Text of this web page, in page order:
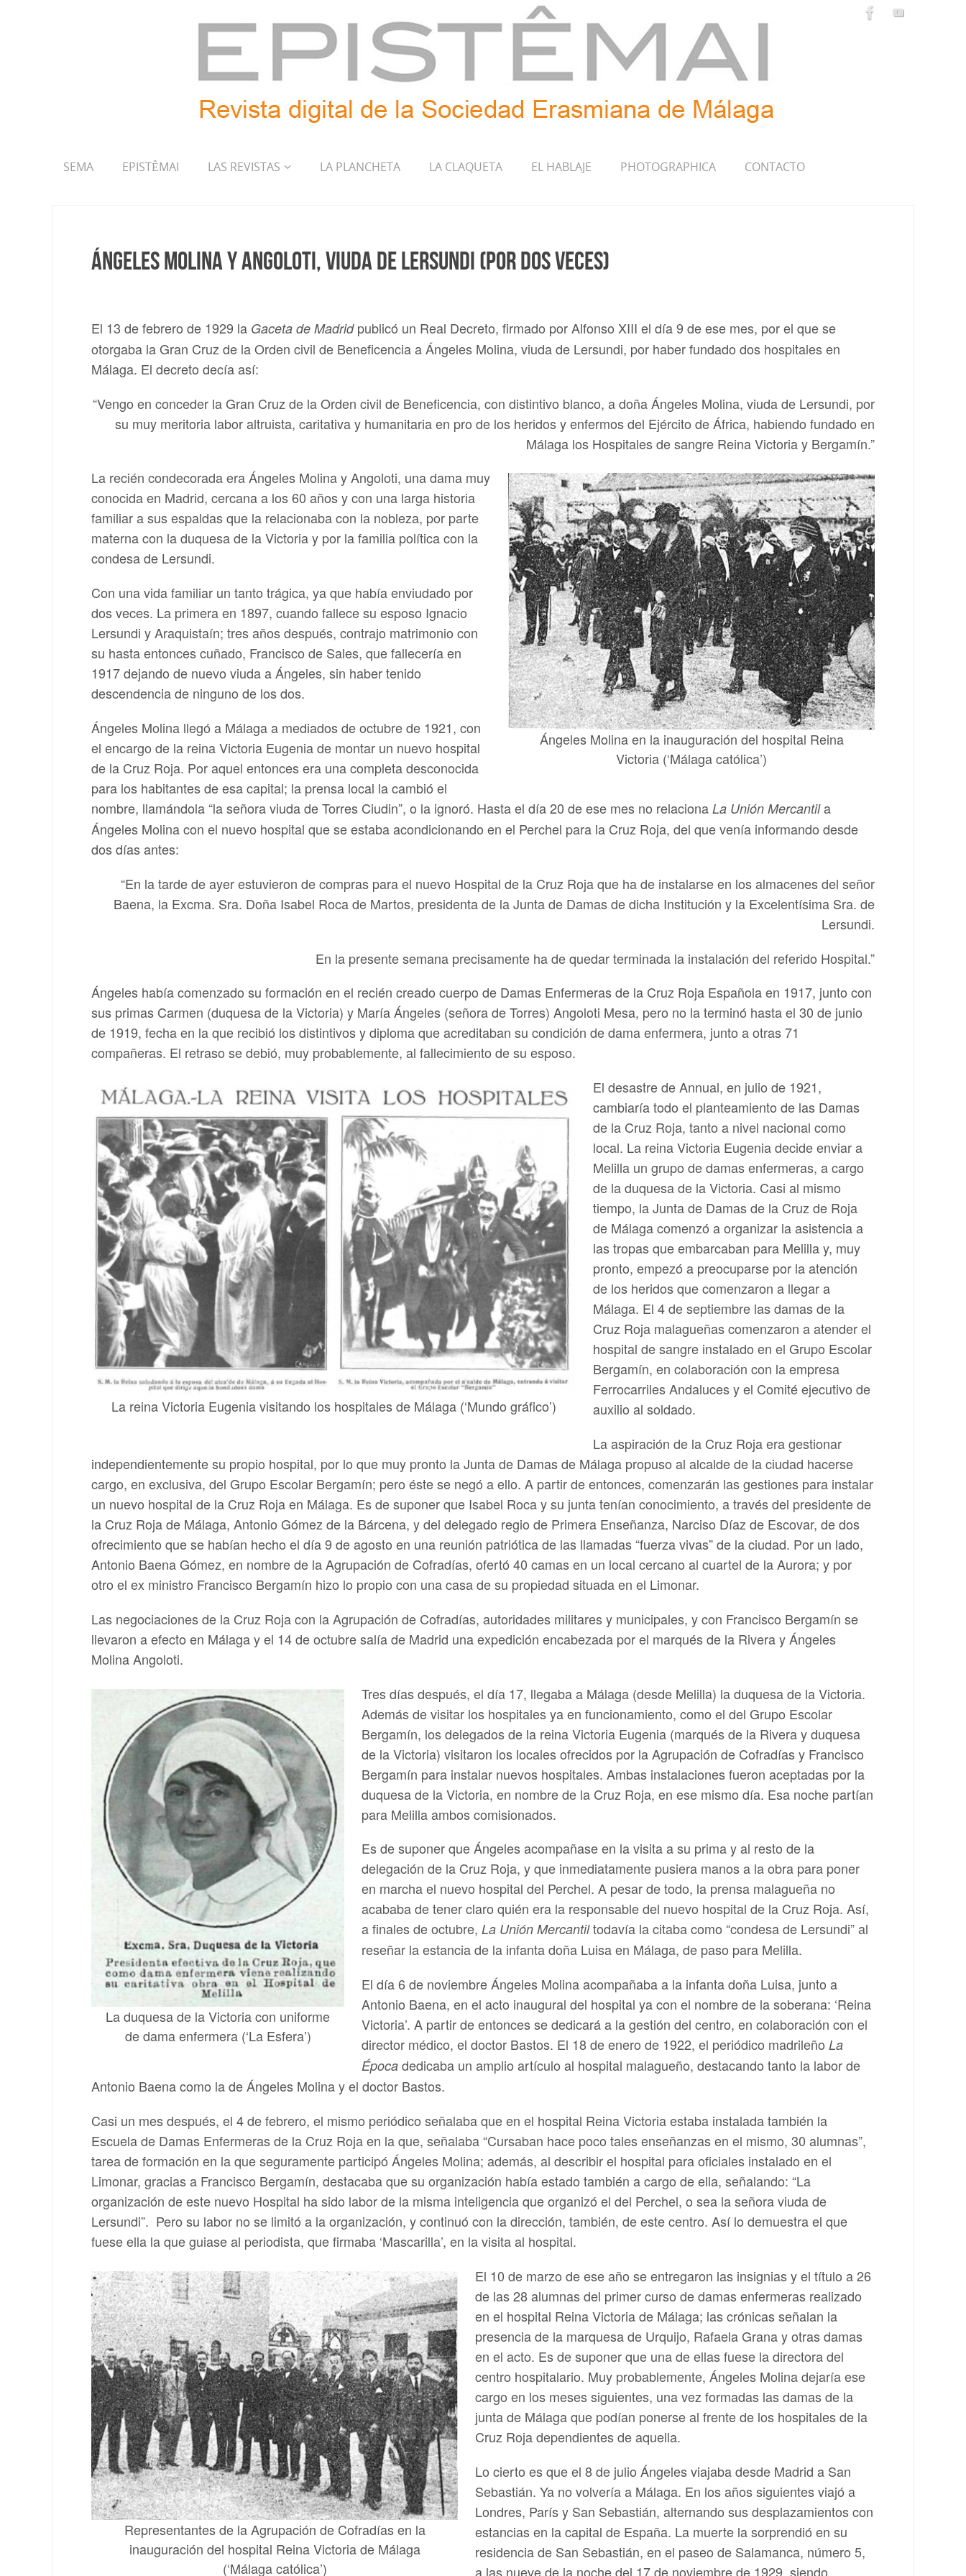
SEMA EPISTÊMAI LAS REVISTAS LA PLANCHETA LA CLAQUETA EL HABLAJE PHOTOGRAPHICA CONTACTO
Ángeles Molina y Angoloti, viuda de Lersundi (por dos veces)
El 13 de febrero de 1929 la Gaceta de Madridpublicó un Real Decreto, firmado por Alfonso XIII el día 9 de ese mes, por el que se
otorgaba la Gran Cruz de la Orden civil de Beneficencia a Ángeles Molina, viuda de Lersundi, por haber fundado dos hospitales en
Málaga. El decreto decía así:
“Vengo en conceder la Gran Cruz de la Orden civil de Beneficencia, con distintivo blanco, a doña Ángeles Molina, viuda de Lersundi, por
su muy meritoria labor altruista, caritativa y humanitaria en pro de los heridos y enfermos del Ejército de África, habiendo fundado en
Málaga los Hospitales de sangre Reina Victoria y Bergamín.”
Ángeles Molina en la inauguración del hospital Reina
Victoria (‘Málaga católica’)
La recién condecorada era Ángeles Molina y Angoloti, una dama muy
conocida en Madrid, cercana a los 60 años y con una larga historia
familiar a sus espaldas que la relacionaba con la nobleza, por parte
materna con la duquesa de la Victoria y por la familia política con la
condesa de Lersundi.
Con una vida familiar un tanto trágica, ya que había enviudado por
dos veces. La primera en 1897, cuando fallece su esposo Ignacio
Lersundi y Araquistaín; tres años después, contrajo matrimonio con
su hasta entonces cuñado, Francisco de Sales, que fallecería en
1917 dejando de nuevo viuda a Ángeles, sin haber tenido
descendencia de ninguno de los dos.
Ángeles Molina llegó a Málaga a mediados de octubre de 1921, con
el encargo de la reina Victoria Eugenia de montar un nuevo hospital
de la Cruz Roja. Por aquel entonces era una completa desconocida
para los habitantes de esa capital; la prensa local la cambió el
nombre, llamándola “la señora viuda de Torres Ciudin”, o la ignoró. Hasta el día 20 de ese mes no relaciona La Unión Mercantila
Ángeles Molina con el nuevo hospital que se estaba acondicionando en el Perchel para la Cruz Roja, del que venía informando desde
dos días antes:
“En la tarde de ayer estuvieron de compras para el nuevo Hospital de la Cruz Roja que ha de instalarse en los almacenes del señor
Baena, la Excma. Sra. Doña Isabel Roca de Martos, presidenta de la Junta de Damas de dicha Institución y la Excelentísima Sra. de
Lersundi.
En la presente semana precisamente ha de quedar terminada la instalación del referido Hospital.”
Ángeles había comenzado su formación en el recién creado cuerpo de Damas Enfermeras de la Cruz Roja Española en 1917, junto con
sus primas Carmen (duquesa de la Victoria) y María Ángeles (señora de Torres) Angoloti Mesa, pero no la terminó hasta el 30 de junio
de 1919, fecha en la que recibió los distintivos y diploma que acreditaban su condición de dama enfermera, junto a otras 71
compañeras. El retraso se debió, muy probablemente, al fallecimiento de su esposo.
La reina Victoria Eugenia visitando los hospitales de Málaga (‘Mundo gráfico’)
El desastre de Annual, en julio de 1921,
cambiaría todo el planteamiento de las Damas
de la Cruz Roja, tanto a nivel nacional como
local. La reina Victoria Eugenia decide enviar a
Melilla un grupo de damas enfermeras, a cargo
de la duquesa de la Victoria. Casi al mismo
tiempo, la Junta de Damas de la Cruz de Roja
de Málaga comenzó a organizar la asistencia a
las tropas que embarcaban para Melilla y, muy
pronto, empezó a preocuparse por la atención
de los heridos que comenzaron a llegar a
Málaga. El 4 de septiembre las damas de la
Cruz Roja malagueñas comenzaron a atender el
hospital de sangre instalado en el Grupo Escolar
Bergamín, en colaboración con la empresa
Ferrocarriles Andaluces y el Comité ejecutivo de
auxilio al soldado.
La aspiración de la Cruz Roja era gestionar
independientemente su propio hospital, por lo que muy pronto la Junta de Damas de Málaga propuso al alcalde de la ciudad hacerse
cargo, en exclusiva, del Grupo Escolar Bergamín; pero éste se negó a ello. A partir de entonces, comenzarán las gestiones para instalar
un nuevo hospital de la Cruz Roja en Málaga. Es de suponer que Isabel Roca y su junta tenían conocimiento, a través del presidente de
la Cruz Roja de Málaga, Antonio Gómez de la Bárcena, y del delegado regio de Primera Enseñanza, Narciso Díaz de Escovar, de dos
ofrecimiento que se habían hecho el día 9 de agosto en una reunión patriótica de las llamadas “fuerza vivas” de la ciudad. Por un lado,
Antonio Baena Gómez, en nombre de la Agrupación de Cofradías, ofertó 40 camas en un local cercano al cuartel de la Aurora; y por
otro el ex ministro Francisco Bergamín hizo lo propio con una casa de su propiedad situada en el Limonar.
Las negociaciones de la Cruz Roja con la Agrupación de Cofradías, autoridades militares y municipales, y con Francisco Bergamín se
llevaron a efecto en Málaga y el 14 de octubre salía de Madrid una expedición encabezada por el marqués de la Rivera y Ángeles
Molina Angoloti.
La duquesa de la Victoria con uniforme
de dama enfermera (‘La Esfera’)
Tres días después, el día 17, llegaba a Málaga (desde Melilla) la duquesa de la Victoria.
Además de visitar los hospitales ya en funcionamiento, como el del Grupo Escolar
Bergamín, los delegados de la reina Victoria Eugenia (marqués de la Rivera y duquesa
de la Victoria) visitaron los locales ofrecidos por la Agrupación de Cofradías y Francisco
Bergamín para instalar nuevos hospitales. Ambas instalaciones fueron aceptadas por la
duquesa de la Victoria, en nombre de la Cruz Roja, en ese mismo día. Esa noche partían
para Melilla ambos comisionados.
Es de suponer que Ángeles acompañase en la visita a su prima y al resto de la
delegación de la Cruz Roja, y que inmediatamente pusiera manos a la obra para poner
en marcha el nuevo hospital del Perchel. A pesar de todo, la prensa malagueña no
acababa de tener claro quién era la responsable del nuevo hospital de la Cruz Roja. Así,
a finales de octubre, La Unión Mercantiltodavía la citaba como “condesa de Lersundi” al
reseñar la estancia de la infanta doña Luisa en Málaga, de paso para Melilla.
El día 6 de noviembre Ángeles Molina acompañaba a la infanta doña Luisa, junto a
Antonio Baena, en el acto inaugural del hospital ya con el nombre de la soberana: ‘Reina
Victoria’. A partir de entonces se dedicará a la gestión del centro, en colaboración con el
director médico, el doctor Bastos. El 18 de enero de 1922, el periódico madrileño La
Época dedicaba un amplio artículo al hospital malagueño, destacando tanto la labor de
Antonio Baena como la de Ángeles Molina y el doctor Bastos.
Casi un mes después, el 4 de febrero, el mismo periódico señalaba que en el hospital Reina Victoria estaba instalada también la
Escuela de Damas Enfermeras de la Cruz Roja en la que, señalaba “Cursaban hace poco tales enseñanzas en el mismo, 30 alumnas”,
tarea de formación en la que seguramente participó Ángeles Molina; además, al describir el hospital para oficiales instalado en el
Limonar, gracias a Francisco Bergamín, destacaba que su organización había estado también a cargo de ella, señalando: “La
organización de este nuevo Hospital ha sido labor de la misma inteligencia que organizó el del Perchel, o sea la señora viuda de
Lersundi”. Pero su labor no se limitó a la organización, y continuó con la dirección, también, de este centro. Así lo demuestra el que
fuese ella la que guiase al periodista, que firmaba ‘Mascarilla’, en la visita al hospital.
Representantes de la Agrupación de Cofradías en la
inauguración del hospital Reina Victoria de Málaga
(‘Málaga católica’)
El 10 de marzo de ese año se entregaron las insignias y el título a 26
de las 28 alumnas del primer curso de damas enfermeras realizado
en el hospital Reina Victoria de Málaga; las crónicas señalan la
presencia de la marquesa de Urquijo, Rafaela Grana y otras damas
en el acto. Es de suponer que una de ellas fuese la directora del
centro hospitalario. Muy probablemente, Ángeles Molina dejaría ese
cargo en los meses siguientes, una vez formadas las damas de la
junta de Málaga que podían ponerse al frente de los hospitales de la
Cruz Roja dependientes de aquella.
Lo cierto es que el 8 de julio Ángeles viajaba desde Madrid a San
Sebastián. Ya no volvería a Málaga. En los años siguientes viajó a
Londres, París y San Sebastián, alternando sus desplazamientos con
estancias en la capital de España. La muerte la sorprendió en su
residencia de San Sebastián, en el paseo de Salamanca, número 5,
a las nueve de la noche del 17 de noviembre de 1929, siendo